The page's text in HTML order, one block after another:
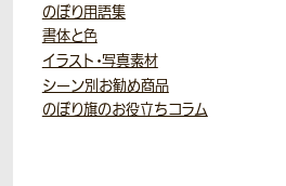
のぼり用語集
書体と色
イラスト・写真素材
シーン別お勧め商品
のぼり旗のお役立ちコラム